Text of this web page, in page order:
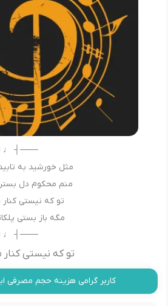
├───
مثل خورشید به
منم محکوم دل
تو که نیستی
مگه باز بستی
├───
تو که نیستی
کاربر گرامی هزینه حجم مصرفی